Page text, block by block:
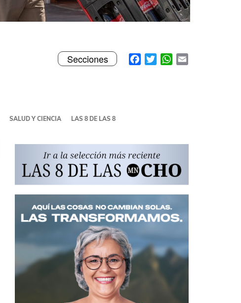
Facebook
TwitterWhatsApp
Toggle
navigation
Secciones
SALUD Y CIENCIA LAS 8 DE LAS 8